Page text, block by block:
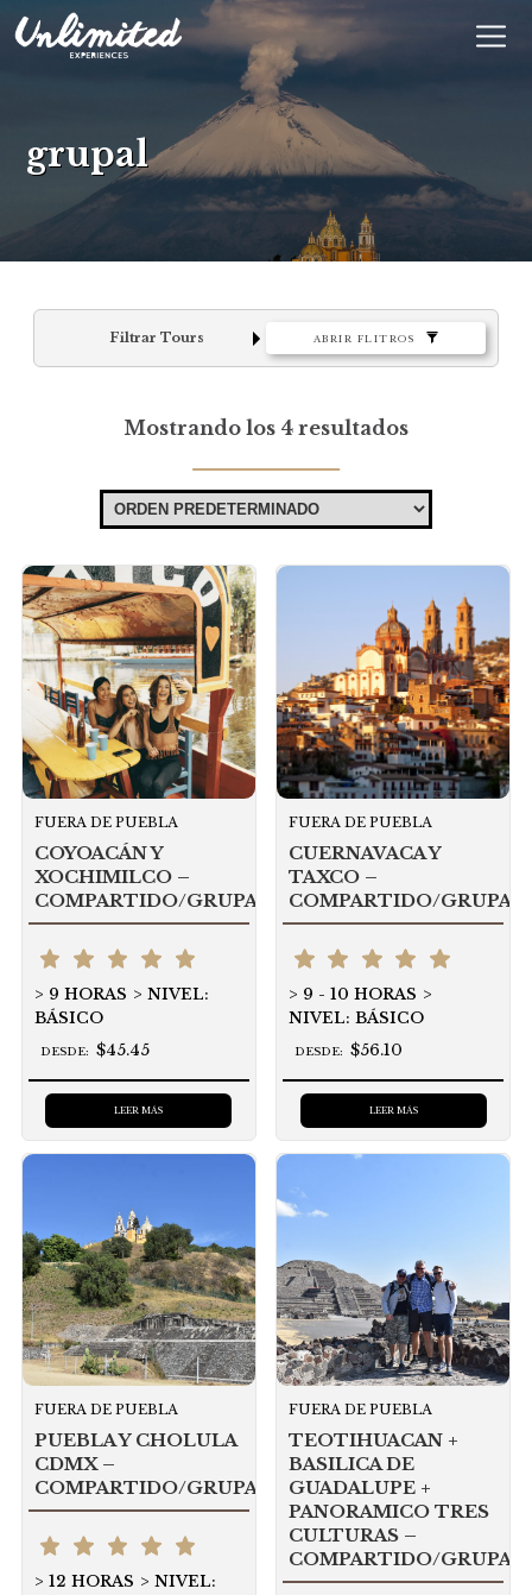
$ MXN
grupal
Filtrar Tours ABRIR FLITROS
Mostrando los 4 resultados
FUERA DE PUEBLA
COYOACÁN Y
XOCHIMILCO –
COMPARTIDO/GRUPAL
9 HORAS
NIVEL:
BÁSICO
DESDE: $45.45
LEER MÁS
FUERA DE PUEBLA
CUERNAVACA Y
TAXCO –
COMPARTIDO/GRUPAL
9 - 10 HORAS
NIVEL: BÁSICO
DESDE: $56.10
LEER MÁS
FUERA DE PUEBLA
PUEBLA Y CHOLULA
CDMX –
COMPARTIDO/GRUPAL
12 HORAS
NIVEL:
FUERA DE PUEBLA
TEOTIHUACAN +
BASILICA DE
GUADALUPE +
PANORAMICO TRES
CULTURAS –
COMPARTIDO/GRUPAL